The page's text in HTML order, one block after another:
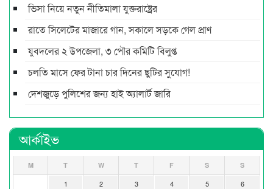
ভিসা নিয়ে নতুন নীতিমালা যুক্তরাষ্ট্রের
রাতে সিলেটের মাজারে গান, সকালে সড়কে গেল প্রাণ
যুবদলের ২ উপজেলা, ৩ পৌর কমিটি বিলুপ্ত
চলতি মাসে ফের টানা চার দিনের ছুটির সুযোগ!
দেশজুড়ে পুলিশের জন্য হাই অ্যালার্ট জারি
আর্কাইভ
M T W T F S S
1 2 3 4 5
6